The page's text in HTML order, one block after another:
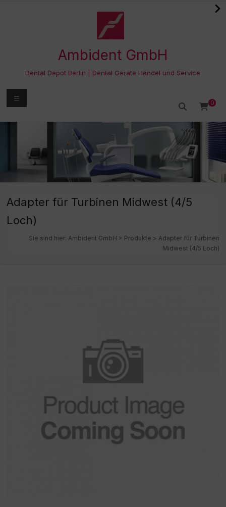
Ambident GmbH
Dental Depot Berlin | Dental Geräte Handel und Service
0
Menü
Adapter für Turbinen Midwest (4/5
Loch)
Sie sind hier: Ambident GmbH > Produkte > Adapter für Turbinen
Midwest (4/5 Loch)